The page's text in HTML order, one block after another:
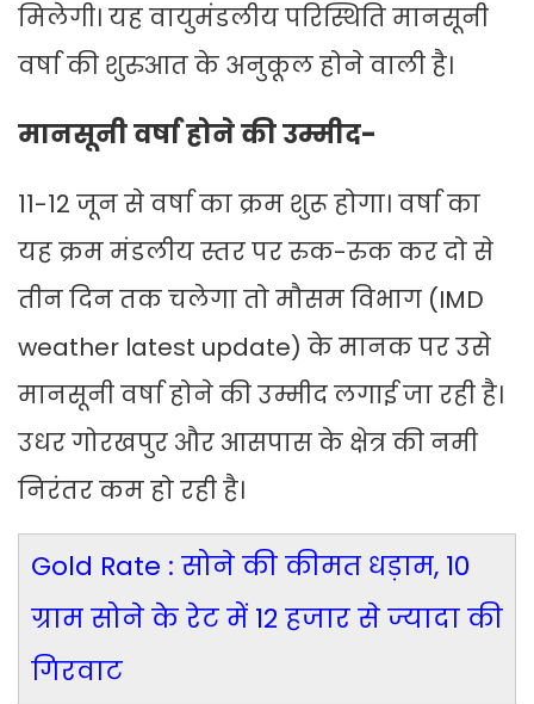
मिलेगी। यह वायुमंडलीय परिस्थिति मानसूनी
वर्षा की शुरुआत के अनुकूल होने वाली है।
मानसूनी वर्षा होने की उम्मीद-
11-12 जून से वर्षा का क्रम शुरू होगा। वर्षा का
यह क्रम मंडलीय स्तर पर रुक-रुक कर दो से
तीन दिन तक चलेगा तो मौसम विभाग (IMD
weather latest update) के मानक पर उसे
मानसूनी वर्षा होने की उम्मीद लगाई जा रही है।
उधर गोरखपुर और आसपास के क्षेत्र की नमी
निरंतर कम हो रही है।
Gold Rate : सोने की कीमत धड़ाम, 10
ग्राम सोने के रेट में 12 हजार से ज्यादा की
गिरवाट